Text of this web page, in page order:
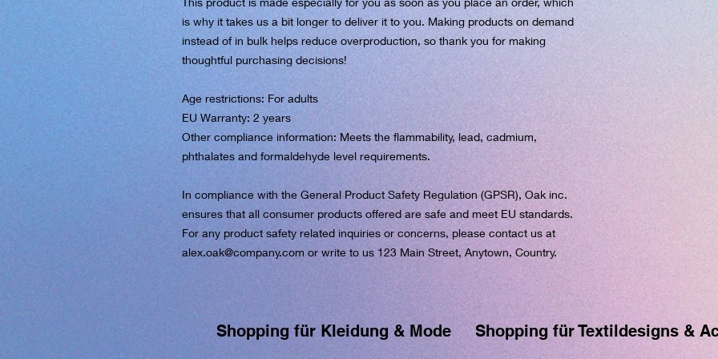
is why it takes us a bit longer to deliver it to you. Making products on demand
instead of in bulk helps reduce overproduction, so thank you for making
thoughtful purchasing decisions!
Age restrictions: For adults
EU Warranty: 2 years
Other compliance information: Meets the flammability, lead, cadmium,
phthalates and formaldehyde level requirements.
In compliance with the General Product Safety Regulation (GPSR), Oak inc.
ensures that all consumer products offered are safe and meet EU standards.
alex.oak@company.com or write to us 123 Main Street, Anytown, Country.
Shopping für Kleidung & Mode Shopping für Textildesigns &
https://www.superclo3d.com/ https://www.kuhldesign.eu Ich bin Mode-& Textildesignerin und entwerfe gerne Muster & Prints. Ich fotografiere auch sehr gerne und daraus entwickeln sich die All-